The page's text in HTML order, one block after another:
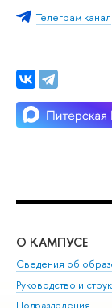
Телеграм канал
О КАМПУСЕ
Сведения об
Руководство и